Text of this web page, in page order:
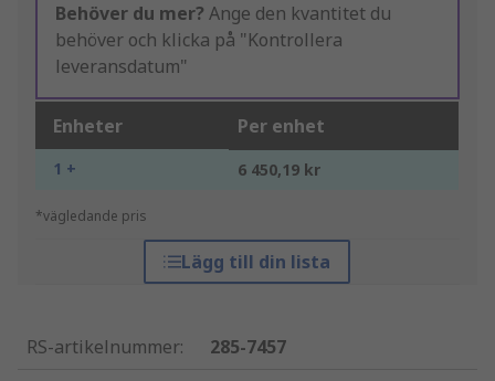
Behöver du mer? Ange den kvantitet du
behöver och klicka på "Kontrollera
leveransdatum"
Enheter Per enhet
1 + 6 450,19 kr
*vägledande pris
Lägg till din lista
RS-artikelnummer:
285-7457